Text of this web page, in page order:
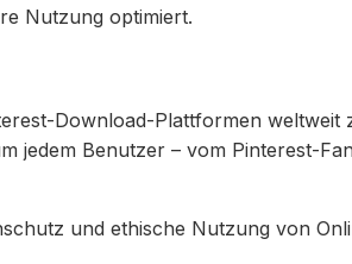
Nutzung optimiert.
Download-Plattformen weltweit
jedem Benutzer – vom Pinterest-
und ethische Nutzung von